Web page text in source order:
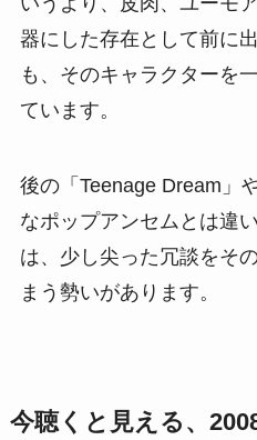
器にした存在として前に
も、そのキャラクターを
ています。
後の「Teenage Dream」
なポップアンセムとは違
は、少し尖った冗談をそ
まう勢いがあります。
今聴くと見える、